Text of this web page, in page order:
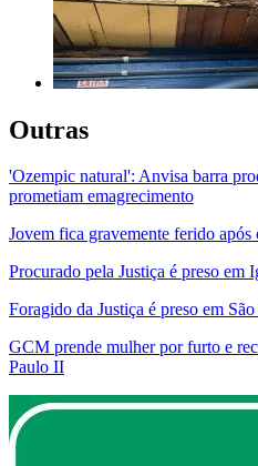
Outras
'Ozempic natural': Anvisa barra
prometiam emagrecimento
Jovem fica gravemente ferido
Procurado pela Justiça é preso em
Foragido da Justiça é preso em
GCM prende mulher por furto e
Paulo II